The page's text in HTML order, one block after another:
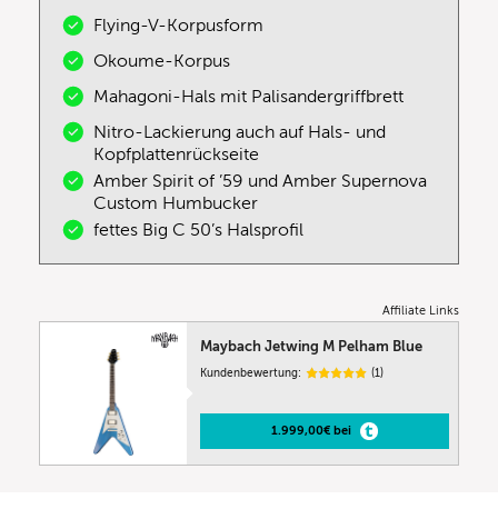
Flying-V-Korpusform
Okoume-Korpus
Mahagoni-Hals mit Palisandergriffbrett
Nitro-Lackierung auch auf Hals- und
Kopfplattenrückseite
Amber Spirit of ’59 und Amber Supernova
Custom Humbucker
fettes Big C 50’s Halsprofil
Affiliate Links
Maybach Jetwing M Pelham Blue
Kundenbewertung: (1)
1.999,00€ bei